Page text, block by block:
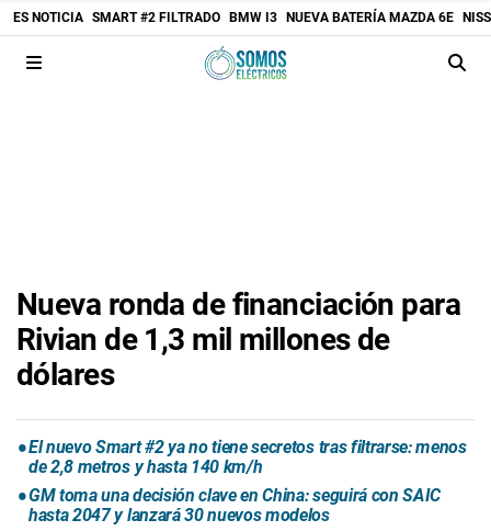
ES NOTICIA SMART #2 FILTRADO BMW I3 NUEVA BATERÍA MAZDA 6E
Nueva ronda de financiación para
Rivian de 1,3 mil millones de
dólares
El nuevo Smart #2 ya no tiene secretos tras filtrarse: menos
de 2,8 metros y hasta 140 km/h
GM toma una decisión clave en China: seguirá con SAIC
hasta 2047 y lanzará 30 nuevos modelos